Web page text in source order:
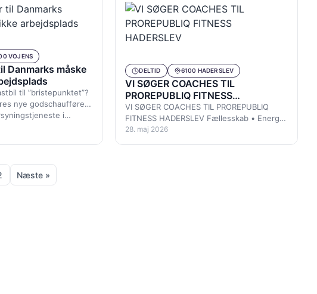
VOJENS
Danmarks måske
til ”bristepunktet”?
nye godschauffører
i…
DELTID 6100 HADERSLEV
VI SØGER COACHES TIL
PROREPUBLIQ FITNESS
HADERSLEV
VI SØGER COACHES TIL PROREPUBLIQ
FITNESS HADERSLEV Fællesskab • Energi
• Træningsglæde Er du typen, der elsker
28. maj 2026
Næste »